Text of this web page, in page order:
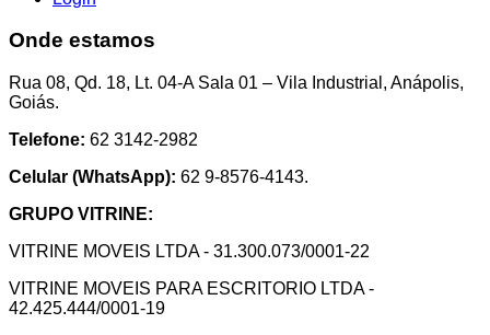
Onde estamos
Rua 08, Qd. 18, Lt. 04-A Sala 01 – Vila Industrial, Anápolis,
Goiás.
Telefone: 62 3142-2982
Celular (WhatsApp): 62 9-8576-4143.
GRUPO VITRINE:
VITRINE MOVEIS LTDA - 31.300.073/0001-22
VITRINE MOVEIS PARA ESCRITORIO LTDA -
42.425.444/0001-19